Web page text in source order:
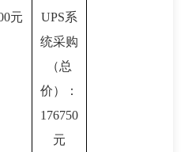
元
UPS系
统采购
（总
价）：
176750
元